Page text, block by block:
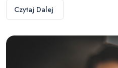
Czytaj Dalej